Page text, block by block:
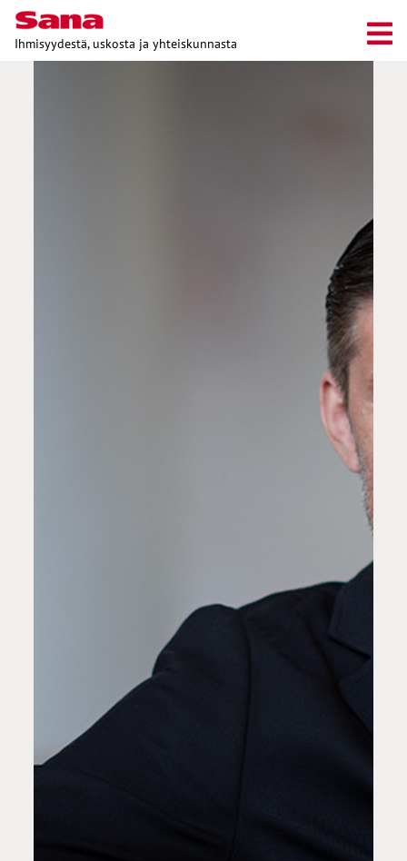
Ihmisyydestä, uskosta ja yhteiskunnasta